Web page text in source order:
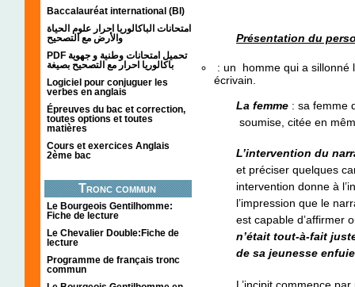
Baccalauréat international (BI)
امتحانات الباكالوريا احرار علوم الحياة
والأرض مع التصحيح
PDF تحميل امتحانات وطنية و جهوية
باكالوريا احرار مع التصحيح بصيغة
Logiciel pour conjuguer les
verbes en anglais
Épreuves du bac et correction,
toutes options et toutes
matières
Cours et exercices Anglais
2ème bac
Tronc commun
Le Bourgeois Gentilhomme:
Fiche de lecture
Le Chevalier Double:Fiche de
lecture
Programme de français tronc
commun
Présentation du
: un homme qui a sillonné
écrivain.
La femme : sa femme
soumise, citée en
L’intervention du
et préciser quelques
intervention donne à
l’impression que le
est capable d’affirmer
n’était tout-à-fait
de sa jeunesse
L’incipit commence